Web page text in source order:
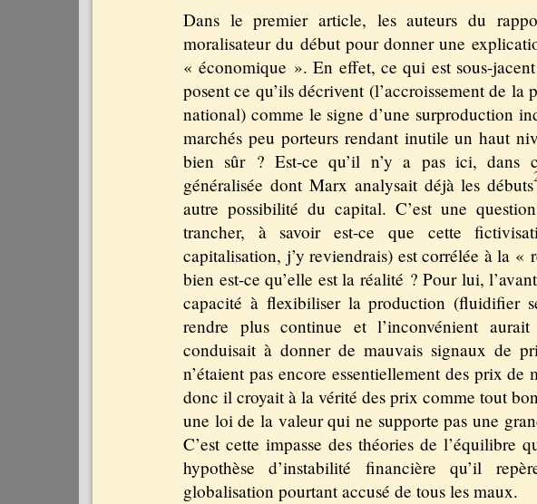
Dans le premier article, les auteurs du
moralisateur du début pour donner une
« économique ». En effet, ce qui est sous-
posent ce qu’ils décrivent (l’accroissement de
national) comme le signe d’une surproduction
marchés peu porteurs rendant inutile un haut
bien sûr ? Est-ce qu’il n’y a pas ici, dans
généralisée dont Marx analysait déjà les débuts
autre possibilité du capital. C’est une
trancher, à savoir est-ce que cette
capitalisation, j’y reviendrais) est corrélée à la
bien est-ce qu’elle est la réalité ? Pour lui,
capacité à flexibiliser la production (fluidifier
rendre plus continue et l’inconvénient
conduisait à donner de mauvais signaux de
n’étaient pas encore essentiellement des prix
donc il croyait à la vérité des prix comme tout
une loi de la valeur qui ne supporte pas une
C’est cette impasse des théories de l’équilibre
hypothèse d’instabilité financière qu’il
globalisation pourtant accusé de tous les maux.